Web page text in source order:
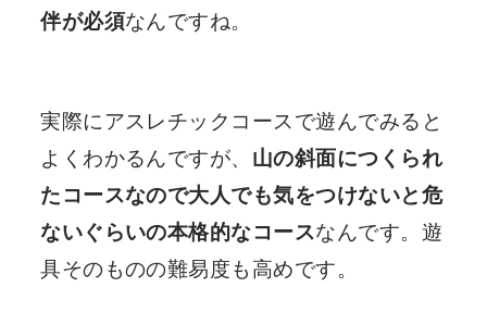
伴が必須なんですね。
実際にアスレチックコースで遊んでみると
よくわかるんですが、 山の斜面につくられ
たコースなので大人でも気をつけないと危
ないぐらいの本格的なコースなんです。遊
具そのものの難易度も高めです。